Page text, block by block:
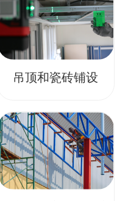
吊顶和瓷砖铺设